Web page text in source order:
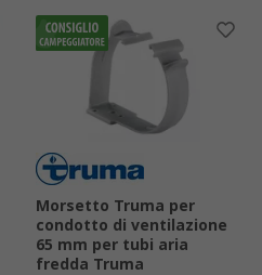
Morsetto Truma per
condotto di ventilazione
65 mm per tubi aria
fredda Truma